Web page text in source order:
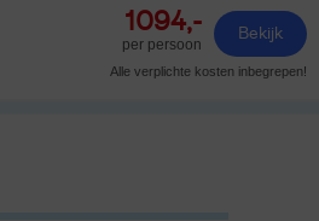
1094,-
per persoon
Bekijk
Alle verplichte kosten inbegrepen!